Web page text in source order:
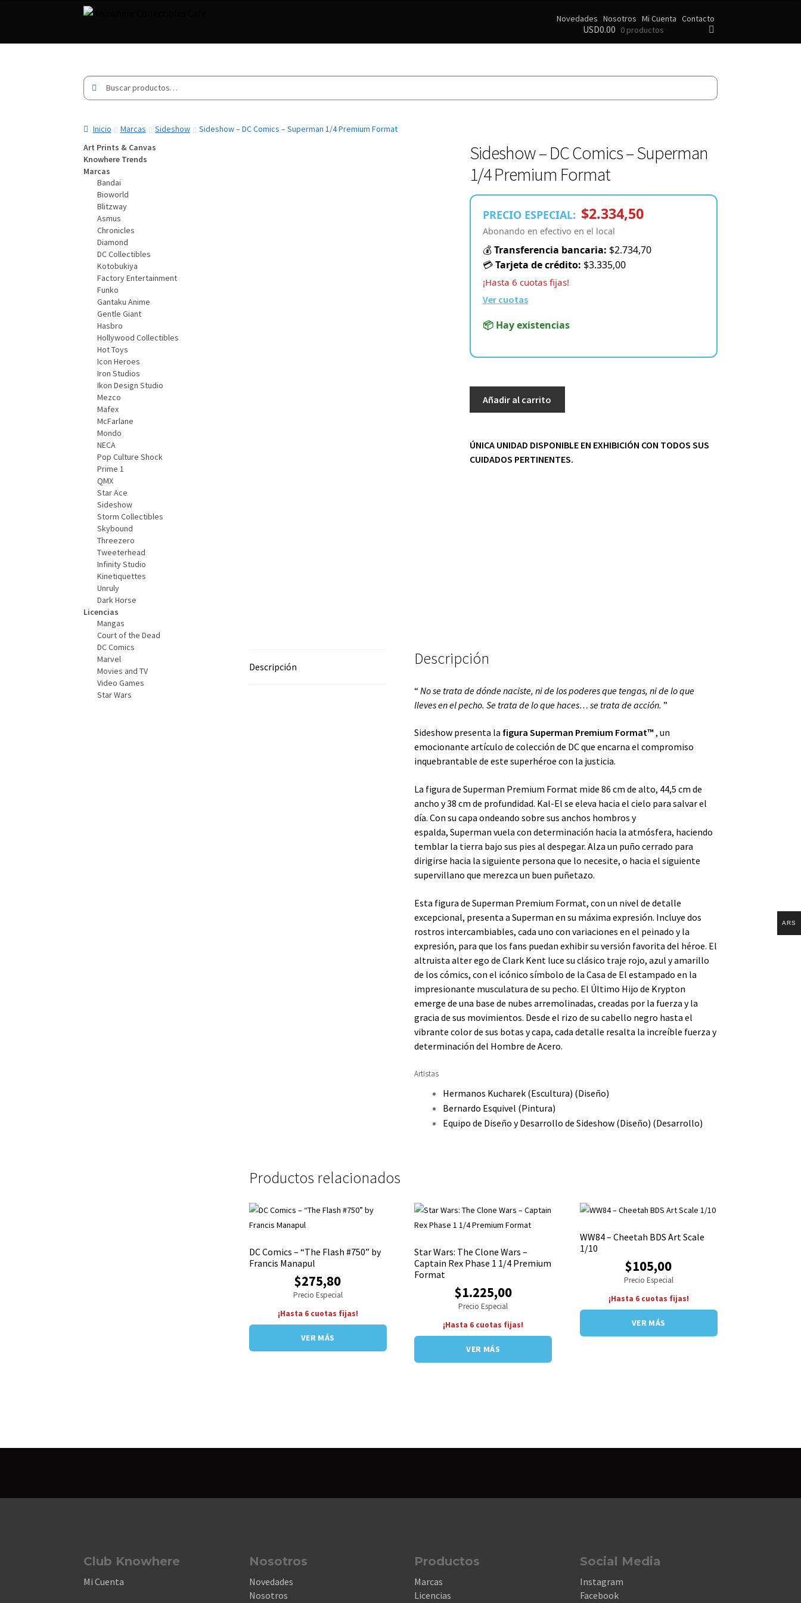
Novedades Nosotros Mi Cuenta Contacto
USD0.00 0 productos
por:
Inicio Marcas Sideshow Sideshow – DC Comics – Superman 1/4 Premium Format
Sideshow – DC Comics – Superman
1/4 Premium Format
PRECIO ESPECIAL: $2.334,50
Abonando en efectivo en el local
💰Transferencia bancaria: $2.734,70
💳Tarjeta de crédito: $3.335,00
¡Hasta 6 cuotas fijas!
Ver cuotas
📦 Hay existencias
Comics
–
Añadir al carrito
ÚNICA UNIDAD DISPONIBLE EN EXHIBICIÓN CON TODOS SUS
CUIDADOS PERTINENTES.
Descripción Descripción
“No se trata de dónde naciste, ni de los poderes que tengas, ni de lo que
lleves en el pecho. Se trata de lo que haces… se trata de acción. ”
Sideshow presenta la figura Superman Premium Format™, un
emocionanteartículo de colección de DCque encarna el compromiso
inquebrantable de este superhéroe con la justicia.
La figura de Superman Premium Format mide 86 cm de alto, 44,5 cm de
ancho y 38 cm de profundidad. Kal-El se eleva hacia el cielo para salvar el
día. Con su capa ondeando sobre sus anchos hombros y
espalda,Superman vuela con determinación hacia la atmósfera, haciendo
temblar la tierra bajo sus pies al despegar. Alza un puño cerrado para
dirigirse hacia la siguiente persona que lo necesite, o hacia el siguiente
supervillano que merezca un buen puñetazo.
Esta figura de Superman Premium Format, con un nivel de detalle
excepcional, presenta a Superman en su máxima expresión. Incluye dos
rostros intercambiables, cada uno con variaciones en el peinado y la
expresión, para que los fans puedan exhibir su versión favorita del héroe. El
altruista alter ego de Clark Kent luce su clásico traje rojo, azul y amarillo
de los cómics, con el icónico símbolo de la Casa de El estampado en la
impresionante musculatura de su pecho. El Último Hijo de Krypton
emerge de una base de nubes arremolinadas, creadas por la fuerza y ​​la
gracia de sus movimientos. Desde el rizo de su cabello negro hasta el
vibrante color de sus botas y capa, cada detalle resalta la increíble fuerza y
​​determinación del Hombre de Acero.
Artistas
Hermanos Kucharek (Escultura) (Diseño)
Bernardo Esquivel (Pintura)
Equipo de Diseño y Desarrollo de Sideshow (Diseño) (Desarrollo)
Productos relacionados
DC Comics – “The Flash #750” by
Francis Manapul
$275,80
Precio Especial
¡Hasta 6 cuotas fijas!
VER MÁS
Star Wars: The Clone Wars –
Captain Rex Phase 1 1/4 Premium
Format
$1.225,00
Precio Especial
¡Hasta 6 cuotas fijas!
VER MÁS
WW84 – Cheetah BDS Art Scale
1/10
$105,00
Precio Especial
¡Hasta 6 cuotas fijas!
VER MÁS
Art Prints & Canvas
Knowhere Trends
Marcas
Bandai
Bioworld
Blitzway
Asmus
Chronicles
Diamond
DC Collectibles
Kotobukiya
Factory Entertainment
Funko
Gantaku Anime
Gentle Giant
Hasbro
Hollywood Collectibles
Hot Toys
Icon Heroes
Iron Studios
Ikon Design Studio
Mezco
Mafex
McFarlane
Mondo
NECA
Pop Culture Shock
Prime 1
QMX
Star Ace
Sideshow
Storm Collectibles
Skybound
Threezero
Tweeterhead
Infinity Studio
Kinetiquettes
Unruly
Dark Horse
Licencias
Mangas
Court of the Dead
DC Comics
Marvel
Movies and TV
Video Games
Star Wars
Club Knowhere
Mi Cuenta
Nosotros
Novedades
Nosotros
Productos
Marcas
Licencias
Social Media
Instagram
Facebook
ARS